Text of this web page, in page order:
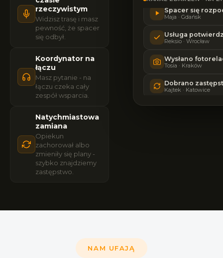
rzeczywistym
Widzisz trasę i masz
pewność, że spacer
się odbył.
Koordynator na
łączu
Masz pytanie - na
łączu czeka cały
zespół wsparcia.
Natychmiastowa
zamiana
Opiekun
zachorował albo
zmieniły się plany -
szybko znajdziemy
zastępstwo.
Maja · Gdańsk
Reksio · Wrocław
Tosia · Kraków
Kajtek · Katowice
NAM UFAJĄ